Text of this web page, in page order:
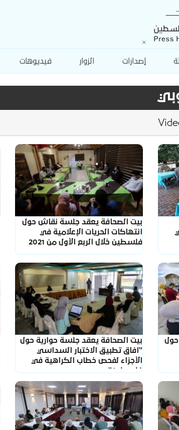
إصدارات الزوار فيديوهات
بيت الصحافة يعقد جلسة نقاش حول
انتهاكات الحريات الإعلامية في
فلسطين خلال الربع الأول من 2021
حول
بيت الصحافة يعقد جلسة حوارية حول
"آفاق تطبيق الاختبار السداسي
الأجزاء لفحص خطاب الكراهية في
فلسطين"